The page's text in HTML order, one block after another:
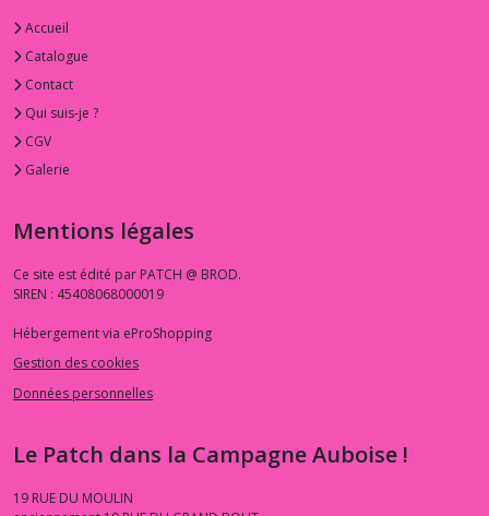
Accueil
Catalogue
Contact
Qui suis-je ?
CGV
Galerie
Mentions légales
Ce site est édité par PATCH @ BROD.
SIREN : 45408068000019
Hébergement via eProShopping
Gestion des cookies
Données personnelles
Le Patch dans la Campagne Auboise !
19 RUE DU MOULIN